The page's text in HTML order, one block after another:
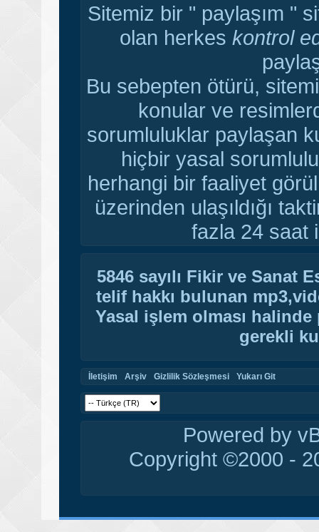
Sitemiz bir " paylaşım "
olan herkes kontrol
Bu sebepten ötürü,
konular ve
sorumluluklar paylaşan
hiçbir yasal
herhangi bir faaliyet
üzerinden ulaşıldığı
fazla 24 saat
5846 sayılı Fikir ve Sanat
telif hakkı bulunan
Yasal işlem olması
gerekli
İletişim Arşiv Gizlilik Sözleşmesi Yukarı Git
Powered by
Copyright ©2000 -